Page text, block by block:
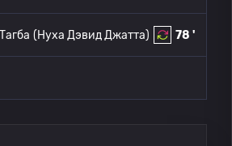
78 '
(Нуха Дэвид Джатта)